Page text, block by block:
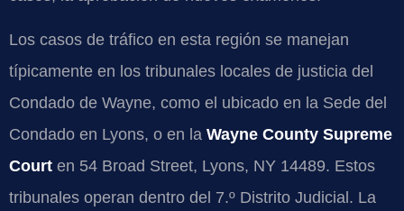
Los casos de tráfico en esta región se manejan
típicamente en los tribunales locales de justicia del
Condado de Wayne, como el ubicado en la Sede del
Condado en Lyons, o en la Wayne County Supreme
Court en 54 Broad Street, Lyons, NY 14489. Estos
tribunales operan dentro del 7.º Distrito Judicial. La